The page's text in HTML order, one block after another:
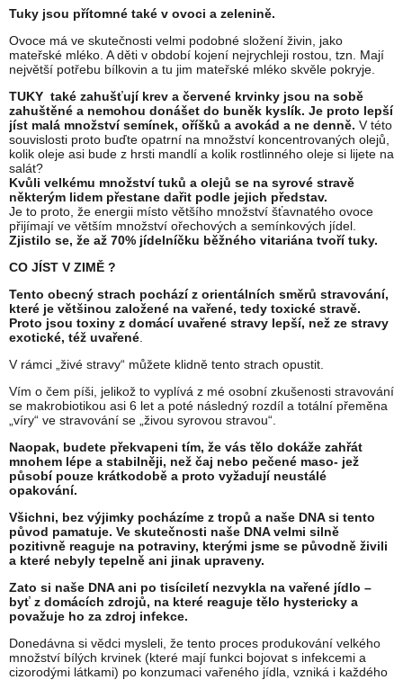
Tuky jsou přítomné také v ovoci a zelenině.
Ovoce má ve skutečnosti velmi podobné složení živin, jako
mateřské mléko. A děti v období kojení nejrychleji rostou, tzn. Mají
největší potřebu bílkovin a tu jim mateřské mléko skvěle pokryje.
TUKY také zahušťují krev a červené krvinky jsou na sobě
zahuštěné a nemohou donášet do buněk kyslík. Je proto lepší
jíst malá množství semínek, oříšků a avokád a ne denně. V této
souvislosti proto buďte opatrní na množství koncentrovaných olejů,
kolik oleje asi bude z hrsti mandlí a kolik rostlinného oleje si lijete na
salát?
Kvůli velkému množství tuků a olejů se na syrové stravě
některým lidem přestane dařit podle jejich představ.
Je to proto, že energii místo většího množství šťavnatého ovoce
přijímají ve větším množství ořechových a semínkových jídel.
Zjistilo se, že až 70% jídelníčku běžného vitariána tvoří tuky.
CO JÍST V ZIMĚ ?
Tento obecný strach pochází z orientálních směrů stravování,
které je většinou založené na vařené, tedy toxické stravě.
Proto jsou toxiny z domácí uvařené stravy lepší, než ze stravy
exotické, též uvařené
V rámci „živé stravy“ můžete klidně tento strach opustit.
Vím o čem píši, jelikož to vyplívá z mé osobní zkušenosti stravování
se makrobiotikou asi 6 let a poté následný rozdíl a totální přeměna
„víry“ ve stravování se „živou syrovou stravou“.
Naopak, budete překvapeni tím, že vás tělo dokáže zahřát
mnohem lépe a stabilněji, než čaj nebo pečené maso- jež
působí pouze krátkodobě a proto vyžadují neustálé
opakování.
Všichni, bez výjimky pocházíme z tropů a naše DNA si tento
původ pamatuje. Ve skutečnosti naše DNA velmi silně
pozitivně reaguje na potraviny, kterými jsme se původně živili
a které nebyly tepelně ani jinak upraveny.
Zato si naše DNA ani po tisíciletí nezvykla na vařené jídlo –
byť z domácích zdrojů, na které reaguje tělo hystericky a
považuje ho za zdroj infekce.
Donedávna si vědci mysleli, že tento proces produkování velkého
množství bílých krvinek (které mají funkci bojovat s infekcemi a
cizorodými látkami) po konzumaci vařeného jídla, vzniká i každého